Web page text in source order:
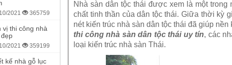
2021 365759
vị thi công nhà
2021 359199
kế nhà gỗ lục
Nhà sàn dân tộc thái được xem là một
chất tinh thần của dân tộc thái. Giữa thời kỳ
nét kiến trúc nhà sàn dân tộc thái đã giúp
thi công nhà sàn dân tộc thái uy tín, các
loại kiến trúc nhà sàn Thái.